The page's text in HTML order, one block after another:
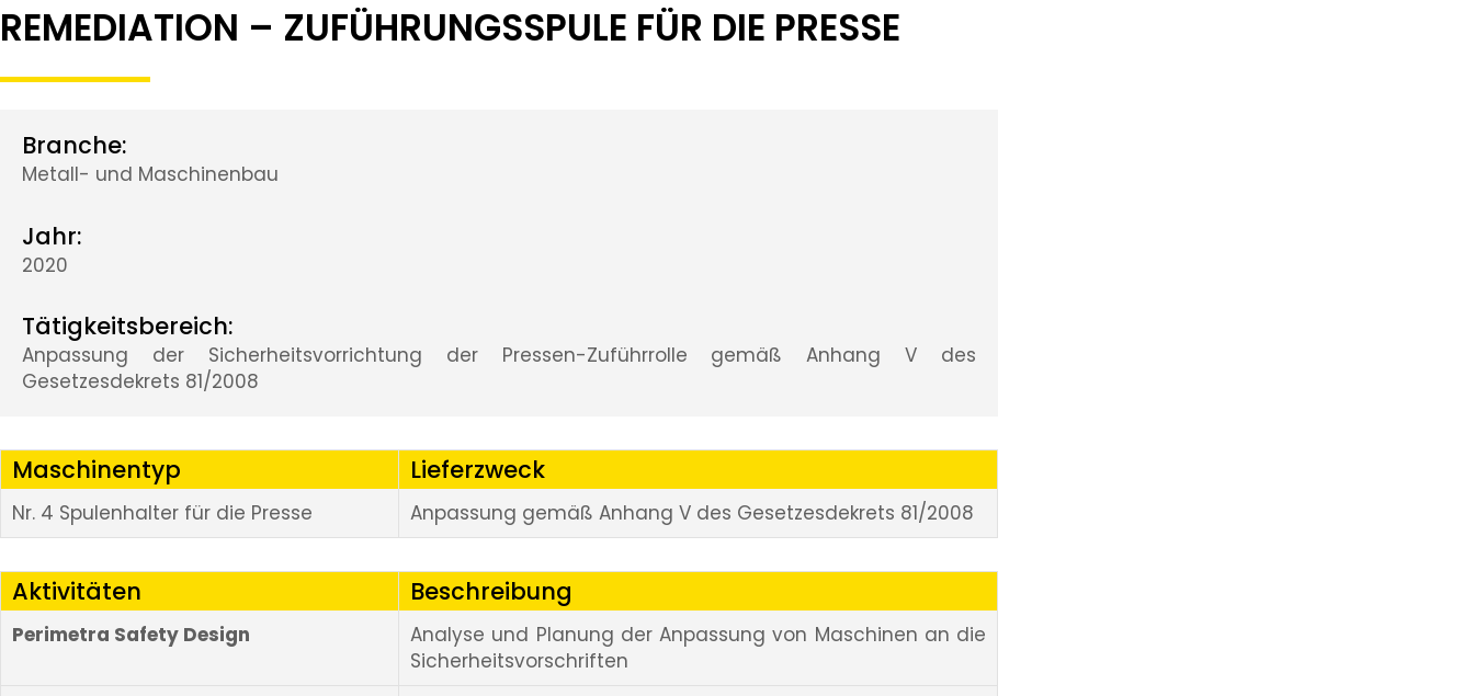
REMEDIATION – ZUFÜHRUNGSSPULE FÜR DIE PRESSE
Branche:
Metall- und Maschinenbau
Jahr:
2020
Tätigkeitsbereich:
Anpassung der Sicherheitsvorrichtung der Pressen-Zuführrolle gemäß Anhang V des
Gesetzesdekrets 81/2008
Maschinentyp
Nr. 4 Spulenhalter für die Presse
Lieferzweck
Anpassung gemäß Anhang V des Gesetzesdekrets 81/2008
Aktivitäten Beschreibung
Perimetra Safety Design
Analyse und Planung der Anpassung von Maschinen an die
Sicherheitsvorschriften